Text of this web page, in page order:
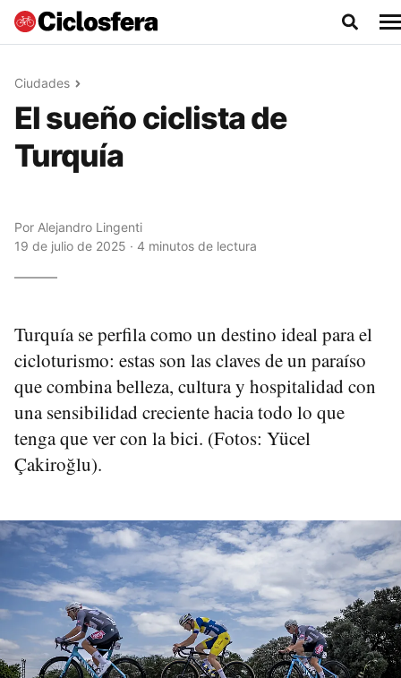
Ciudades
El sueño ciclista de
Turquía
Por Alejandro Lingenti
19 de julio de 2025 · 4 minutos de lectura
Turquía se perfila como un destino ideal para el
cicloturismo: estas son las claves de un paraíso
que combina belleza, cultura y hospitalidad con
una sensibilidad creciente hacia todo lo que
tenga que ver con la bici. (Fotos: Yücel
Çakiroğlu).